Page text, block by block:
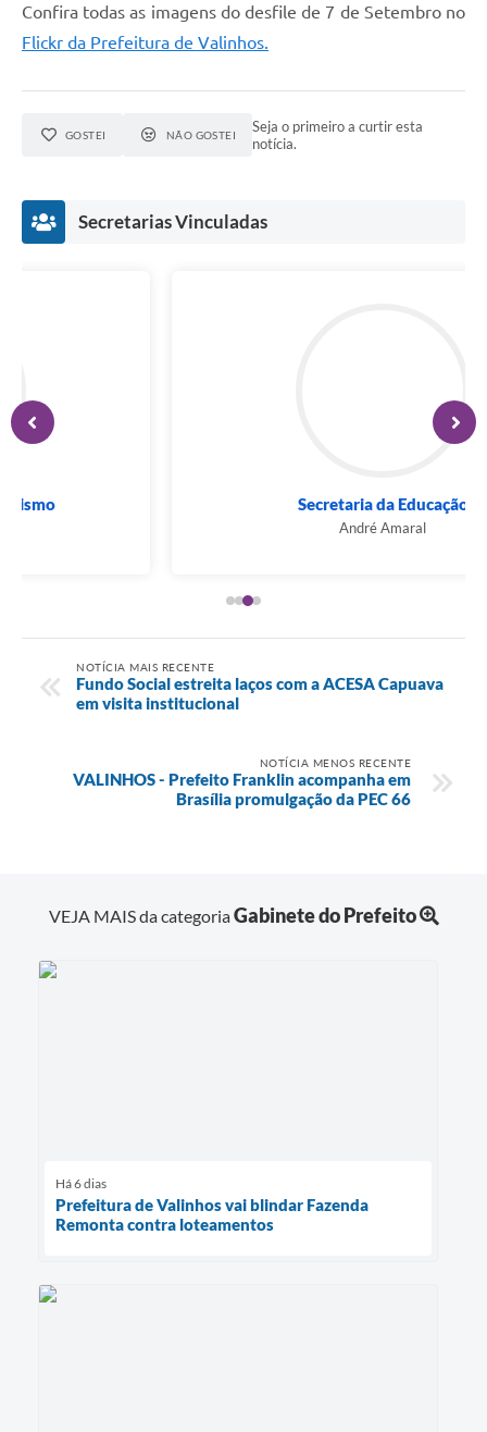
Confira todas as imagens do desfile de 7 de Setembro no
Flickr da Prefeitura de Valinhos.
GOSTEI NÃO GOSTEI
Seja o primeiro a curtir esta
notícia.
Secretarias Vinculadas
Secretaria da Educação
NOTÍCIA MAIS RECENTE
Fundo Social estreita laços com a ACESA Capuava
em visita institucional
NOTÍCIA MENOS RECENTE
VALINHOS - Prefeito Franklin acompanha em
Brasília promulgação da PEC 66
VEJA MAIS da categoriaGabinete do Prefeito
Há 6 dias
Prefeitura de Valinhos vai blindar Fazenda
Remonta contra loteamentos